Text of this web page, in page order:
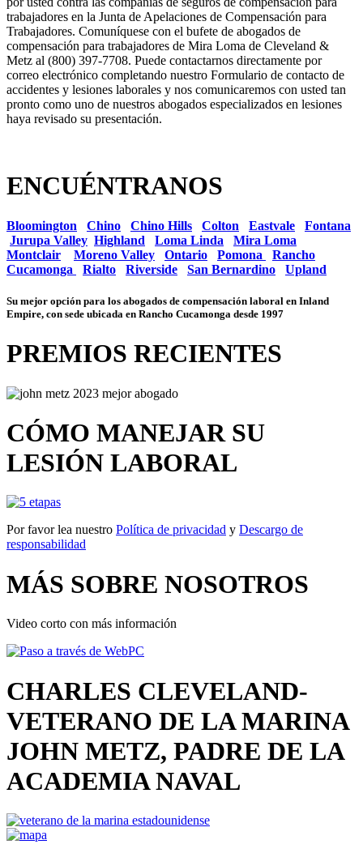
trabajadores en la Junta de Apelaciones de Compensación para
Trabajadores. Comuníquese con el bufete de abogados de
compensación para trabajadores de Mira Loma de Cleveland &
Metz al (800) 397-7708. Puede contactarnos directamente por
correo electrónico completando nuestro Formulario de contacto de
accidentes y lesiones laborales y nos comunicaremos con usted tan
pronto como uno de nuestros abogados especializados en lesiones
haya revisado su presentación.
ENCUÉNTRANOS
Bloomington Chino Chino Hills Colton Eastvale
Fontana
Jurupa Valley Highland Loma Linda
Mira Loma
Montclair
Moreno Valley Ontario Pomona
Rancho
Cucamonga
Rialto Riverside San Bernardino Upland
Su mejor opción para los abogados de compensación laboral en Inland
Empire, con sede ubicada en Rancho Cucamonga desde 1997
PREMIOS RECIENTES
CÓMO MANEJAR SU
LESIÓN LABORAL
Por favor lea nuestro Política de privacidad y Descargo de
responsabilidad
MÁS SOBRE NOSOTROS
Video corto con más información
CHARLES CLEVELAND-
VETERANO DE LA MARINA
JOHN METZ, PADRE DE LA
ACADEMIA NAVAL